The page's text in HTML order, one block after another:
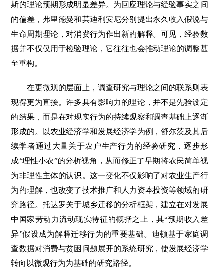
斯的理论预期形成明显差异。为回应理论与经验事实之间
的偏差，弗里德曼和莫迪利安尼分别提出永久收入假说与
生命周期理论，对消费行为作出新的解释。可见，经验数
据并不仅仅用于检验理论，它往往也会推动理论的调整甚
至重构。
在更微观的层面上，调查研究与理论之间的联系则表
现得更为直接。许多具有影响力的理论，并不是先验设定
的结果，而是在对现实行为的持续观察和调查基础上逐渐
形成的。以农业经济学和发展经济学为例，舒尔茨及其后
续学者通过大量关于农户生产行为的经验研究，逐步形
成“理性小农”的分析视角，从而修正了早期将农民简单视
为非理性主体的认识。这一变化不仅影响了对农业生产行
为的理解，也改变了技术推广和人力资本投资等领域的研
究路径。托达罗关于城乡迁移的分析框架，建立在对发展
中国家劳动力流动现实特征的概括之上，其“预期收入差
异”假设成为解释迁移行为的重要基础。迪顿基于家庭调
查数据对消费与贫困问题展开的系统研究，使发展经济学
转向以微观行为为基础的研究路径。